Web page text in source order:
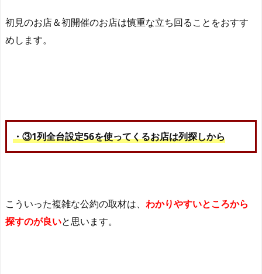
初見のお店＆初開催のお店は慎重な立ち回ることをおすす
めします。
・③1列全台設定56を使ってくるお店は列探しから
こういった複雑な公約の取材は、 わかりやすいところから
探すのが良いと思います。